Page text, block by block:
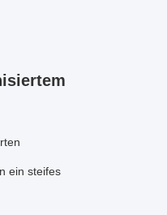
ein steifes